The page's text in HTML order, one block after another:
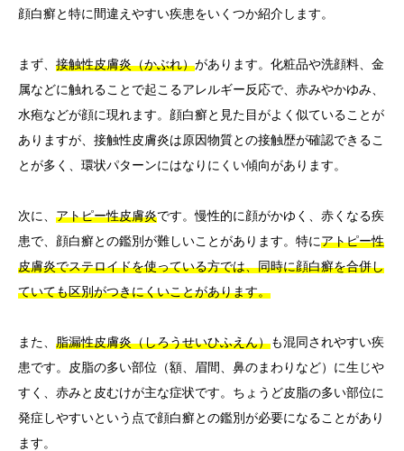
顔白癬と特に間違えやすい疾患をいくつか紹介します。
まず、 接触性皮膚炎（かぶれ）があります。化粧品や洗顔料、金
属などに触れることで起こるアレルギー反応で、赤みやかゆみ、
水疱などが顔に現れます。顔白癬と見た目がよく似ていることが
ありますが、接触性皮膚炎は原因物質との接触歴が確認できるこ
とが多く、環状パターンにはなりにくい傾向があります。
次に、 アトピー性皮膚炎です。慢性的に顔がかゆく、赤くなる疾
患で、顔白癬との鑑別が難しいことがあります。特にアトピー性
皮膚炎でステロイドを使っている方では、同時に顔白癬を合併し
ていても区別がつきにくいことがあります。
また、 脂漏性皮膚炎（しろうせいひふえん）も混同されやすい疾
患です。皮脂の多い部位（額、眉間、鼻のまわりなど）に生じや
すく、赤みと皮むけが主な症状です。ちょうど皮脂の多い部位に
発症しやすいという点で顔白癬との鑑別が必要になることがあり
ます。